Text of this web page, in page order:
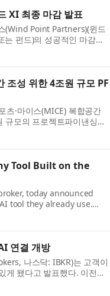
XI 최종 마감 발표
(Wind Point Partners)(윈드
펀드)의 성공적인 마감을
청약을 기...
조성 위한 4조원 규모 PF
츠·마이스(MICE) 복합공간
규모의 프로젝트파이낸싱
트마이스파크(가칭)...
Tool Built on the
today announced
tool they already use.
Claude, and Grok, cli...
연결 개방
나스닥: IBKR)는 고객이
게 됐다고 발표했다. 이전에
결할 수 있었...